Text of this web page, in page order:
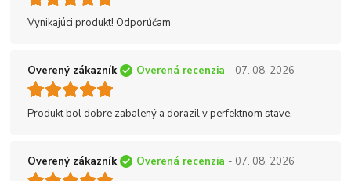
Vynikajúci produkt! Odporúčam
Overený zákazník Overená recenzia - 07. 08. 2026
Produkt bol dobre zabalený a dorazil v perfektnom stave.
Overený zákazník Overená recenzia - 07. 08. 2026